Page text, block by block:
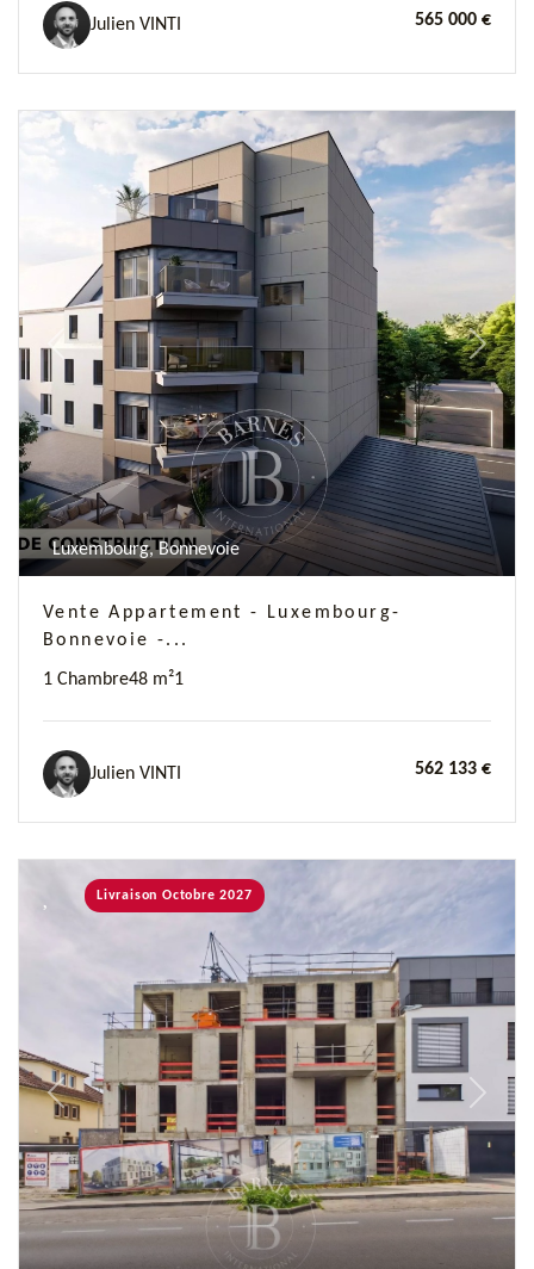
Julien VINTI 565 000 €
Previous Next
Luxembourg, Bonnevoie
Vente Appartement - Luxembourg-
Bonnevoie -...
1 Chambre48 m²1
Julien VINTI 562 133 €
Previous Next
Livraison Octobre 2027